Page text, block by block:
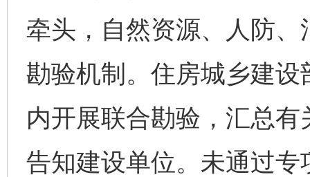
牵头，自然资源、人防
勘验机制。住房城乡建
内开展联合勘验，汇总
告知建设单位。未通过